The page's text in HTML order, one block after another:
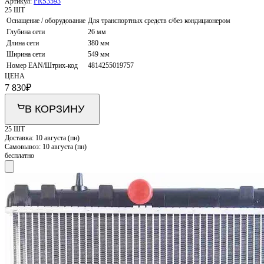
25 ШТ
Оснащение / оборудование Для транспортных средств с/без кондиционером
Глубина сети
26 мм
Длина сети
380 мм
Ширина сети
549 мм
Номер EAN/Штрих-код
4814255019757
ЦЕНА
7 830₽
В КОРЗИНУ
25 ШТ
Доставка: 10 августа (пн)
Самовывоз: 10 августа (пн)
бесплатно